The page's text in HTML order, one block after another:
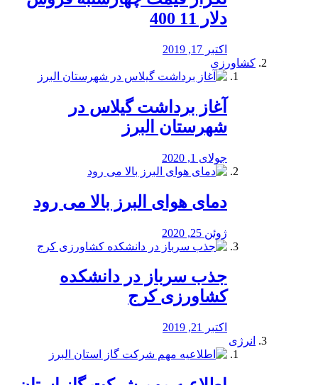
دلار 11 400
اکتبر 17, 2019
کشاورزی
آغاز برداشت گیلاس در
شهرستان البرز
جولای 1, 2020
دمای هوای البرز بالا می رود
ژوئن 25, 2020
جذب سرباز در دانشکده
کشاورزی کرج
اکتبر 21, 2019
انرژی